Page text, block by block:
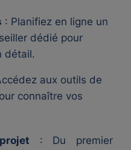
: Planifiez en ligne un
dédié pour
détail.
aux outils de
connaître vos
: Du premier